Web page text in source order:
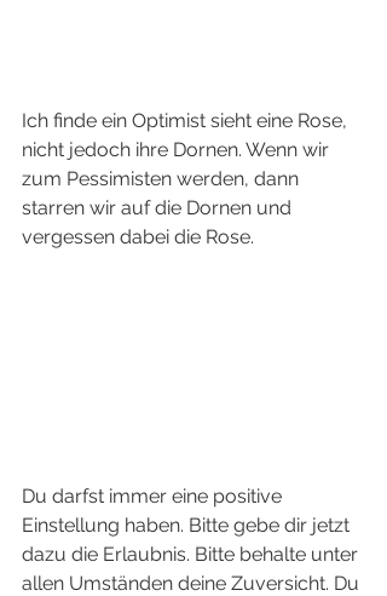
Ich finde ein Optimist sieht eine Rose,
nicht jedoch ihre Dornen. Wenn wir
zum Pessimisten werden, dann
starren wir auf die Dornen und
vergessen dabei die Rose.
Du darfst immer eine positive
Einstellung haben. Bitte gebe dir jetzt
dazu die Erlaubnis. Bitte behalte unter
allen Umständen deine Zuversicht. Du